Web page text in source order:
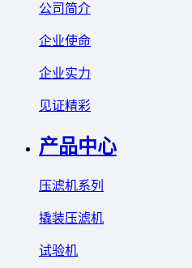
公司简介
企业使命
企业实力
见证精彩
产品中心
压滤机系列
撬装压滤机
试验机